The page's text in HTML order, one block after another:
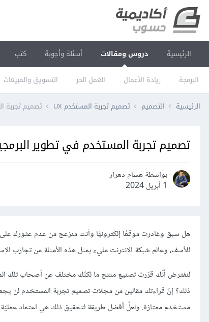
الرئيسية دروس ومقالات
البرمجة ريادة الأعمال العمل الحر التسويق والمبيعات
أسئلة وأجوبة كتب
الرئيسية التصميم تصميم تجربة المستخدم UX تصميم تجربة
تصميم تجربة المستخدم في تطوير
بواسطة هشام دهرار
1 أبريل 2024
هل سبق وغادرت موقعًا إلكترونيًّا وأنت منزعج من عدم عثورك
للأسف، وعالم شبكة الإنترنت مليء بمثل هذه الأمثلة من تجارب
لنفترض أنّك قرّرت تصنيع منتج ما لكنّك مختلف عن أصحاب تلك
ذلك؟ إنّ قراءتك مقالين من مجلات تصميم تجربة المستخدم لن
مستخدم ممتازة. ولعلّ أفضل طريقة لتحقيق ذلك هي اعتماد عمليّة